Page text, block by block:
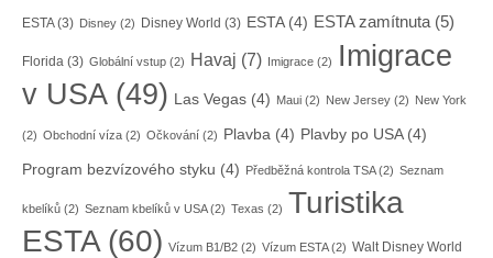
ESTA(3) Disney (2) Disney World (3) ESTA(4) ESTA zamítnuta (5)
Florida (3) Globální vstup (2) Havaj (7) Imigrace (2)
Imigrace
v USA(49) Las Vegas (4) Maui (2) New Jersey (2) New York
(2) Obchodní víza (2) Očkování (2) Plavba (4) Plavby po USA(4)
Program bezvízového styku (4) Předběžná kontrola TSA(2) Seznam
kbelíků (2) Seznam kbelíků v USA(2) Texas (2) Turistika
ESTA(60) Vízum B1/B2 (2) Vízum ESTA(2) Walt Disney World